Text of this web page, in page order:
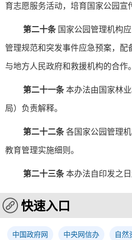
育志愿服务活动，培育国家公园宣
第二十条国家公园管理机构
管理规范和突发事件应急预案，配
与地方人民政府和救援机构的合作。
第二十一条本办法由国家林
局）负责解释。
第二十二条各国家公园管理
教育管理实施细则。
第二十三条本办法自印发之日
快速入口
中国政府网 中央网信办 自然